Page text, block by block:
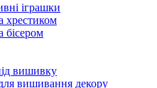
іграшки
хрестиком
вишивку
вишивання декору